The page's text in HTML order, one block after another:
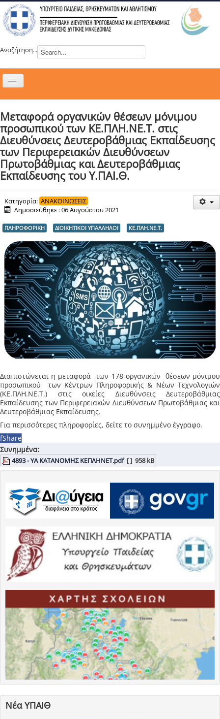
Αναζήτηση...
Εναλλαγή
ΝΕΑ
ΣΥΜΒΟΥΛΙΑ
ΕΥΡΩΠΑΪΚΑ ΠΡΟΓΡΑΜΜΑΤΑ
ΜΑΘΗΤΕΙΑ
ΕΠΙΚΟΙΝΩΝΙΑ
Μεταφορά οργανικών θέσεων μόνιμου
προσωπικού των ΚΕ.ΠΛΗ.ΝΕ.Τ. στις
Διευθύνσεις Δευτεροβάθμιας Εκπαίδευσης
των Περιφερειακών Διευθύνσεων
Πρωτοβάθμιας και Δευτεροβάθμιας
Εκπαίδευσης του Υ.ΠAI.Θ.
Κατηγορία: ΑΝΑΚΟΙΝΩΣΕΙΣ
Δημοσιεύθηκε : 06 Αυγούστου 2021
ΠΛΗΡΟΦΟΡΙΚΗ ΔΙΟΙΚΗΤΙΚΟΙ ΥΠΑΛΛΗΛΟΙ ΚΕ.ΠΛΗ.ΝΕ.Τ.
Διαπιστώνεται η μεταφορά των 178 οργανικών θέσεων μόνιμου
προσωπικού των Κέντρων Πληροφορικής & Νέων Τεχνολογιών
(ΚΕ.ΠΛΗ.ΝΕ.Τ.) στις οικείες Διευθύνσεις Δευτεροβάθμιας
Εκπαίδευσης των Περιφερειακών Διευθύνσεων Πρωτοβάθμιας και
Δευτεροβάθμιας Εκπαίδευσης.
Για περισσότερες πληροφορίες, δείτε το συνημμένο έγγραφο.
fShare
Συνημμένα:
4893 - ΥΑ ΚΑΤΑΝΟΜΗΣ ΚΕΠΛΗΝΕΤ.pdf [ ] 958 kB
Νέα ΥΠΑΙΘ